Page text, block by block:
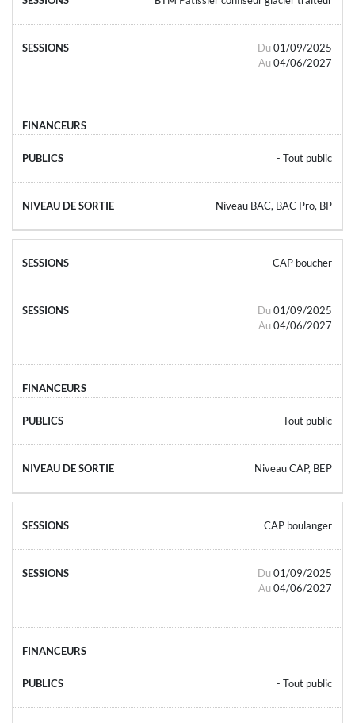
Du 01/09/2025
Au 04/06/2027
- Tout public
Niveau BAC, BAC Pro, BP
CAP boucher
Du 01/09/2025
Au 04/06/2027
- Tout public
Niveau CAP, BEP
CAP boulanger
Du 01/09/2025
Au 04/06/2027
- Tout public